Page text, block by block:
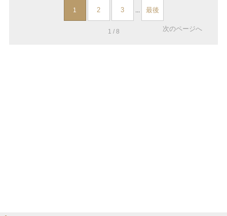
1 2 3 ... 最後
1 / 8 次のページへ